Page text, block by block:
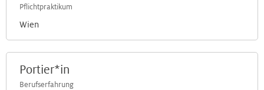
Pflichtpraktikum
Wien
Portier*in
Berufserfahrung